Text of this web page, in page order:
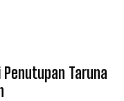
Taruna